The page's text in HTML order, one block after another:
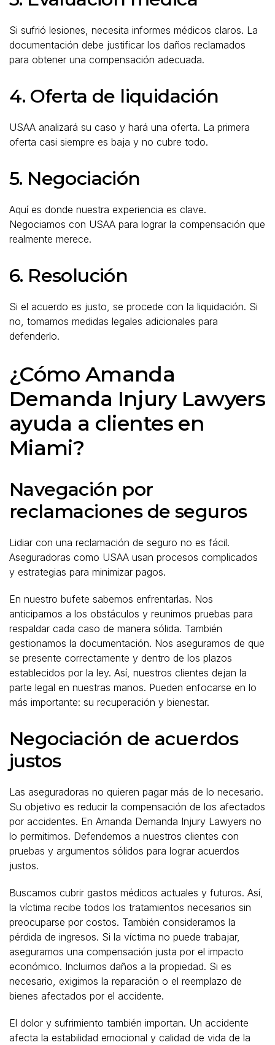
Si sufrió lesiones, necesita informes médicos claros. La
documentación debe justificar los daños reclamados
para obtener una compensación adecuada.
4. Oferta de liquidación
USAA analizará su caso y hará una oferta. La primera
oferta casi siempre es baja y no cubre todo.
5. Negociación
Aquí es donde nuestra experiencia es clave.
Negociamos con USAA para lograr la compensación que
realmente merece.
6. Resolución
Si el acuerdo es justo, se procede con la liquidación. Si
no, tomamos medidas legales adicionales para
defenderlo.
¿Cómo Amanda
Demanda Injury Lawyers
ayuda a clientes en
Miami?
Navegación por
reclamaciones de seguros
Lidiar con una reclamación de seguro no es fácil.
Aseguradoras como USAA usan procesos complicados
y estrategias para minimizar pagos.
En nuestro bufete sabemos enfrentarlas. Nos
anticipamos a los obstáculos y reunimos pruebas para
respaldar cada caso de manera sólida. También
gestionamos la documentación. Nos aseguramos de que
se presente correctamente y dentro de los plazos
establecidos por la ley. Así, nuestros clientes dejan la
parte legal en nuestras manos. Pueden enfocarse en lo
más importante: su recuperación y bienestar.
Negociación de acuerdos
justos
Las aseguradoras no quieren pagar más de lo necesario.
Su objetivo es reducir la compensación de los afectados
por accidentes. En Amanda Demanda Injury Lawyers no
lo permitimos. Defendemos a nuestros clientes con
pruebas y argumentos sólidos para lograr acuerdos
justos.
Buscamos cubrir gastos médicos actuales y futuros. Así,
la víctima recibe todos los tratamientos necesarios sin
preocuparse por costos. También consideramos la
pérdida de ingresos. Si la víctima no puede trabajar,
aseguramos una compensación justa por el impacto
económico. Incluimos daños a la propiedad. Si es
necesario, exigimos la reparación o el reemplazo de
bienes afectados por el accidente.
El dolor y sufrimiento también importan. Un accidente
afecta la estabilidad emocional y calidad de vida de la